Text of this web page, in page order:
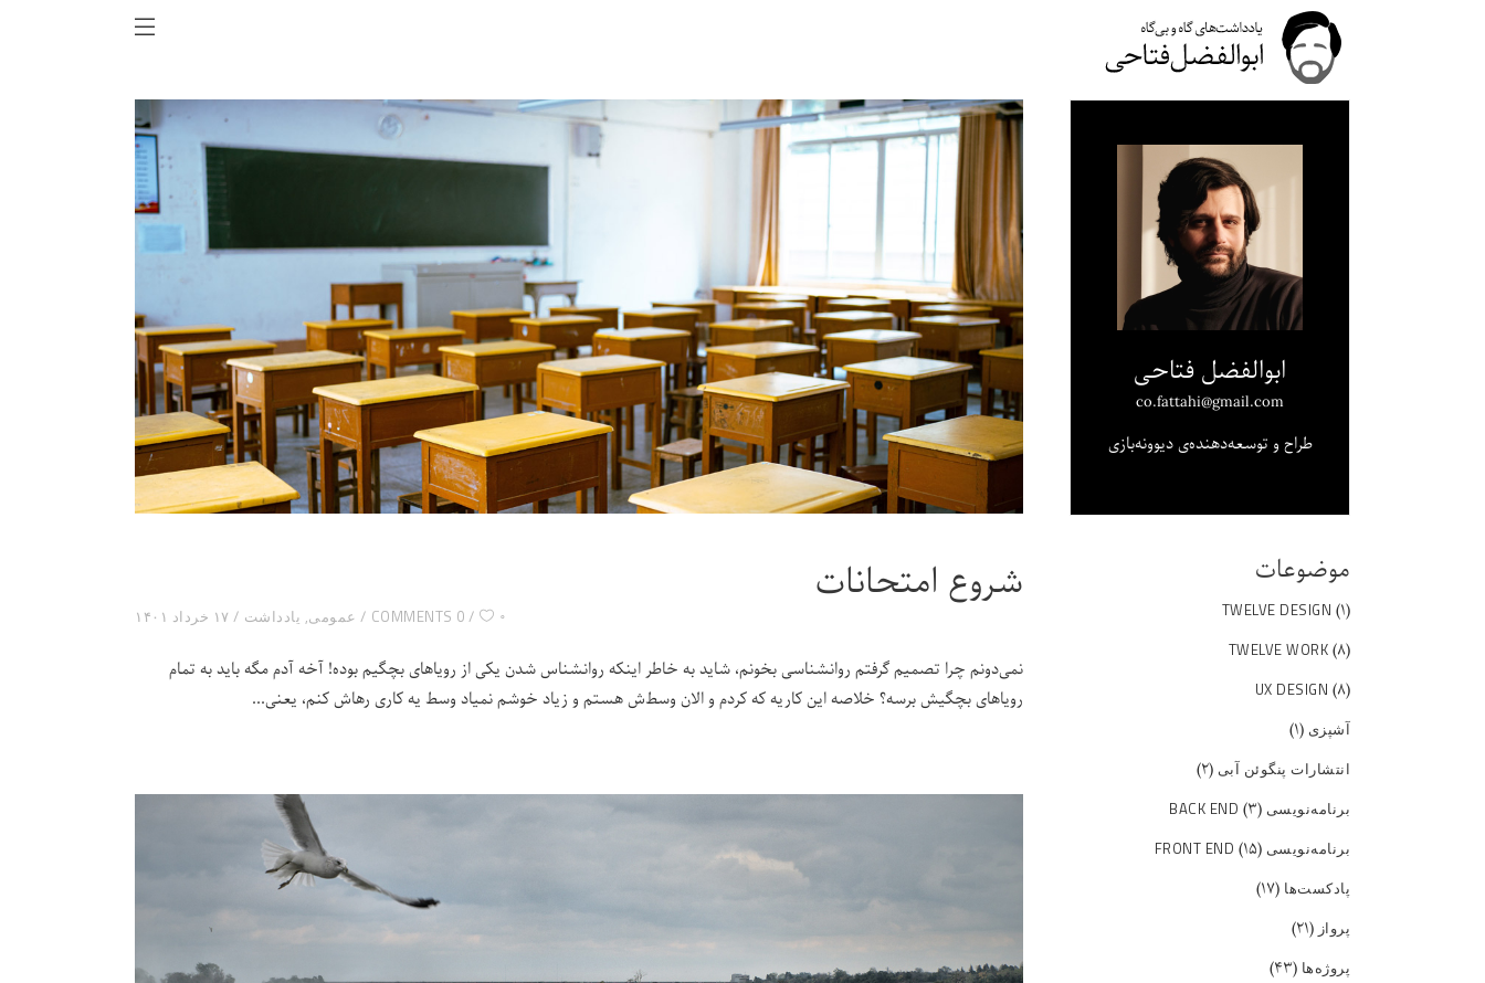
شروع امتحانات
۱۷ خرداد ۱۴۰۱ عمومی, یادداشت 0 COMMENTS ۰
نمی‌دونم چرا تصمیم گرفتم روانشناسی بخونم، شاید به خاطر اینکه روانشناس شدن یکی از رویاهای بچگیم بوده! آخه آدم مگه باید به تمام
رویاهای بچگیش برسه؟ خلاصه این کاریه که کردم و الان وسط‌ش هستم و زیاد خوشم نمیاد وسط یه کاری رهاش کنم، یعنی
ابوالفضل فتاحی
co.fattahi@gmail.com
طراح و توسعه‌دهنده‌ی دیوونه‌بازی
موضوعات
TWELVE DESIGN (۱)
TWELVE WORK (۸)
UX DESIGN (۸)
آشپزی (۱)
انتشارات پنگوئن آبی (۲)
برنامه‌نویسی BACK END (۳)
برنامه‌نویسی FRONT END (۱۵)
پادکست‌ها (۱۷)
پرواز(۲۱)
پروژه‌ها (۴۳)